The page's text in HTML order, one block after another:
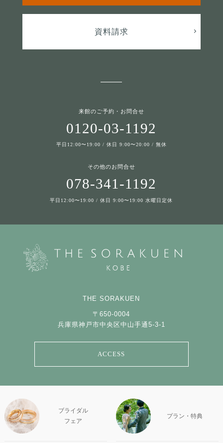
資料請求
来館のご予約・お問合せ
0120-03-1192
平日12:00〜19:00 / 休日 9:00〜20:00 / 無休
その他のお問合せ
078-341-1192
平日12:00〜19:00 / 休日 9:00〜19:00 水曜日定休
THE SORAKUEN
〒650-0004
兵庫県神戸市中央区中山手通5-3-1
ACCESS
ブライダル
フェア
プラン・特典